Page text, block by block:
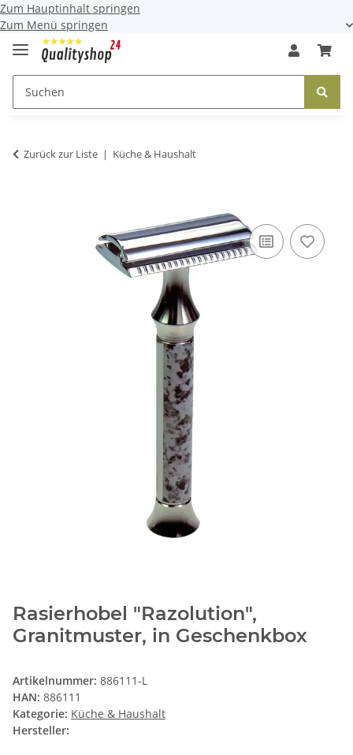
Zum Hauptinhalt springen
Zum Menü springen
Zurück zur Liste Küche & Haushalt
Rasierhobel "Razolution",
Granitmuster, in Geschenkbox
Artikelnummer: 886111-L
HAN: 886111
Kategorie: Küche & Haushalt
Hersteller: